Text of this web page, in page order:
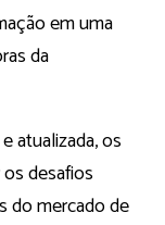
em uma
da
atualizada, os
desafios
do mercado de